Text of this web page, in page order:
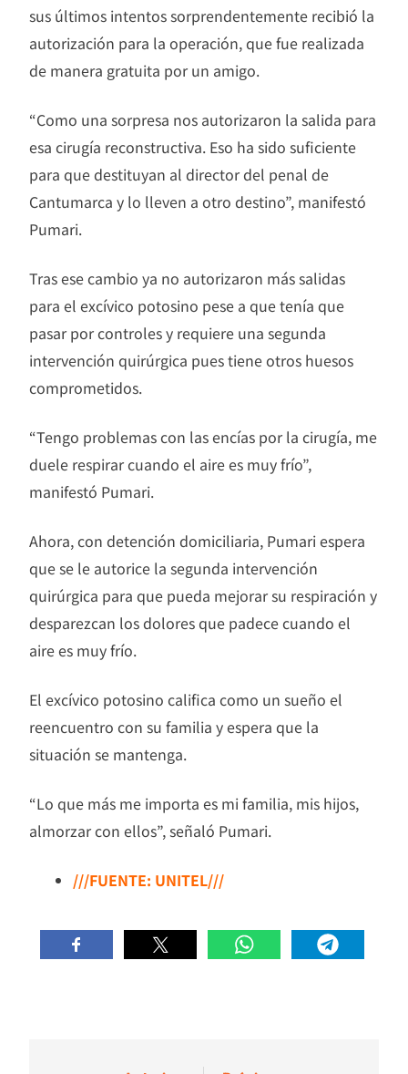
sus últimos intentos sorprendentemente recibió la
autorización para la operación, que fue realizada
de manera gratuita por un amigo.
“Como una sorpresa nos autorizaron la salida para
esa cirugía reconstructiva. Eso ha sido suficiente
para que destituyan al director del penal de
Cantumarca y lo lleven a otro destino”, manifestó
Pumari.
Tras ese cambio ya no autorizaron más salidas
para el excívico potosino pese a que tenía que
pasar por controles y requiere una segunda
intervención quirúrgica pues tiene otros huesos
comprometidos.
“Tengo problemas con las encías por la cirugía, me
duele respirar cuando el aire es muy frío”,
manifestó Pumari.
Ahora, con detención domiciliaria, Pumari espera
que se le autorice la segunda intervención
quirúrgica para que pueda mejorar su respiración y
desparezcan los dolores que padece cuando el
aire es muy frío.
El excívico potosino califica como un sueño el
reencuentro con su familia y espera que la
situación se mantenga.
“Lo que más me importa es mi familia, mis hijos,
almorzar con ellos”, señaló Pumari.
///FUENTE: UNITEL///